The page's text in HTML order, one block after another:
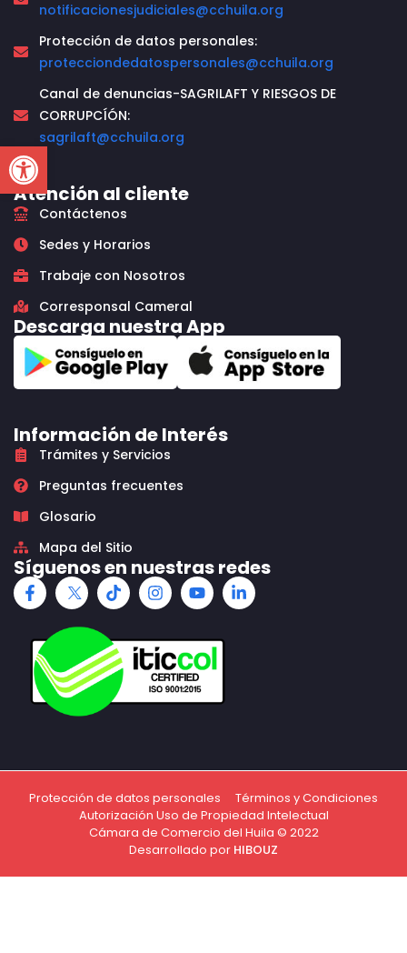
Open toolbar
notificacionesjudiciales@cchuila.org
Protección de datos personales:
protecciondedatospersonales@cchuila.org
Canal de denuncias-SAGRILAFT Y RIESGOS DE
CORRUPCÍÓN:
sagrilaft@cchuila.org
Atención al cliente
Contáctenos
Sedes y Horarios
Trabaje con Nosotros
Corresponsal Cameral
Descarga nuestra App
Información de Interés
Trámites y Servicios
Preguntas frecuentes
Glosario
Mapa del Sitio
Síguenos en nuestras redes
Protección de datos personales
Términos y Condiciones
Autorización Uso de Propiedad Intelectual
Cámara de Comercio del Huila © 2022
Desarrollado por HIBOUZ